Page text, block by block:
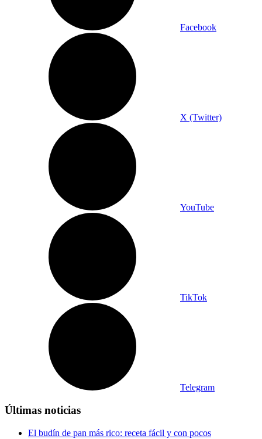
Facebook
X (Twitter)
YouTube
TikTok
Telegram
Últimas noticias
El budín de pan más rico: receta fácil y con pocos